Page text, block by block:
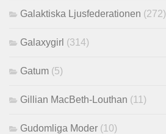
Galaktiska Ljusfederationen (272)
Galaxygirl (314)
Gatum (5)
Gillian MacBeth-Louthan (11)
Gudomliga Moder (10)